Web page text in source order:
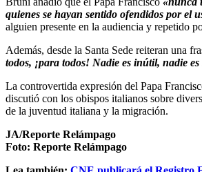
quienes se hayan sentido ofendidos por el
alguien presente en la audiencia y repetido
Además, desde la Santa Sede reiteran una
todos, ¡para todos! Nadie es inútil, nadie
La controvertida expresión del Papa
discutió con los obispos italianos sobre
de la juventud italiana y la migración.
JA/Reporte Relámpago
Foto: Reporte Relámpago